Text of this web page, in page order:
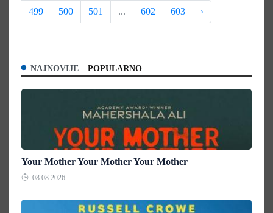
499 500 501 ... 602 603 ›
NAJNOVIJE POPULARNO
Your Mother Your Mother Your Mother
08.08.2026.